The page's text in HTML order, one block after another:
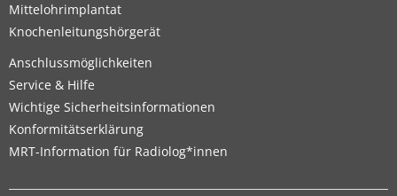
Mittelohrimplantat
Knochenleitungshörgerät
Anschlussmöglichkeiten
Service & Hilfe
Wichtige Sicherheitsinformationen
Konformitätserklärung
MRT-Information für Radiolog*innen